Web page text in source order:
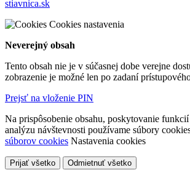
stiavnica.sk
Cookies nastavenia
Neverejný obsah
Tento obsah nie je v súčasnej dobe verejne
zobrazenie je možné len po zadaní
Prejsť na vloženie PIN
Na prispôsobenie obsahu, poskytovanie
analýzu návštevnosti používame súbory
súborov cookies Nastavenia cookies
Prijať všetko Odmietnuť všetko